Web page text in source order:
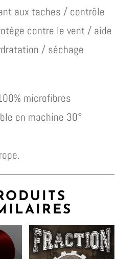
aux taches / contrôle
contre le vent / aide
/ séchage
microfibres
en machine 30°